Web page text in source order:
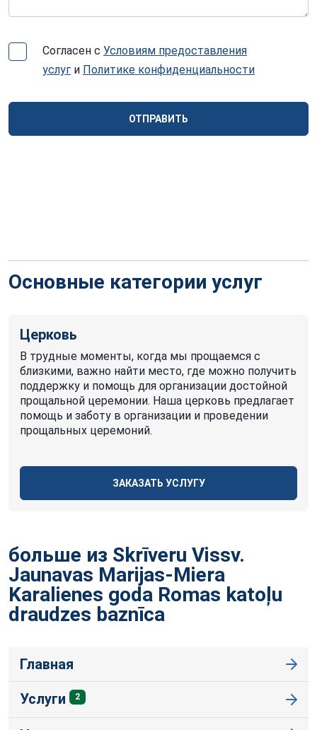
Согласен с Условиям предоставления
услуг и Политике конфиденциальности
ОТПРАВИТЬ
Основные категории услуг
Церковь
В трудные моменты, когда мы прощаемся с
близкими, важно найти место, где можно получить
поддержку и помощь для организации достойной
прощальной церемонии. Наша церковь предлагает
помощь и заботу в организации и проведении
прощальных церемоний.
ЗАКАЗАТЬ УСЛУГУ
больше из Skrīveru Vissv.
Jaunavas Marijas-Miera
Karalienes goda Romas katoļu
draudzes baznīca
Главная
Услуги 2